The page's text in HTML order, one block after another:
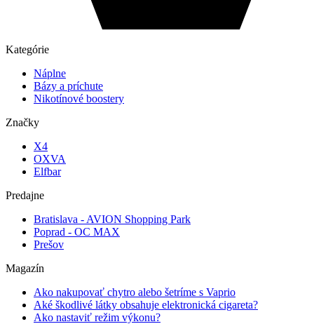
Kategórie
Náplne
Bázy a príchute
Nikotínové boostery
Značky
X4
OXVA
Elfbar
Predajne
Bratislava - AVION Shopping Park
Poprad - OC MAX
Prešov
Magazín
Ako nakupovať chytro alebo šetríme s Vaprio
Aké škodlivé látky obsahuje elektronická cigareta?
Ako nastaviť režim výkonu?